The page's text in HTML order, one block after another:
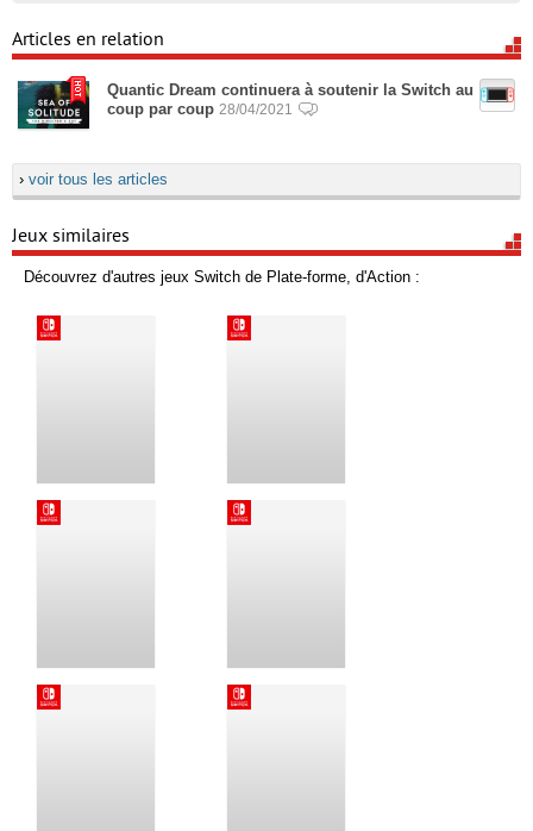
Articles en relation
Quantic Dream continuera à soutenir la Switch au
coup par coup 28/04/2021
› voir tous les articles
Jeux similaires
Découvrez d'autres jeux Switch de Plate-forme, d'Action :